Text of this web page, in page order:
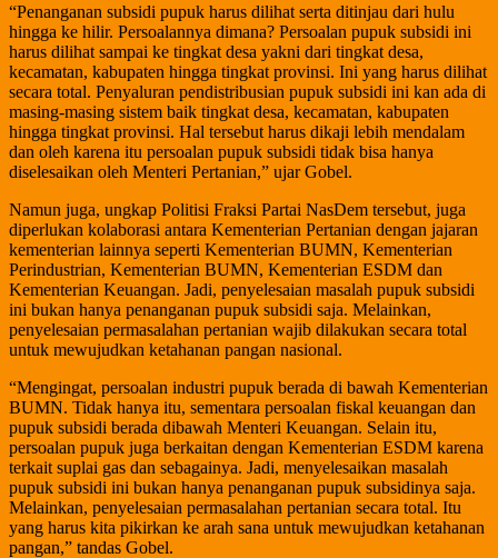
“Penanganan subsidi pupuk harus dilihat serta ditinjau dari hulu
hingga ke hilir. Persoalannya dimana? Persoalan pupuk subsidi ini
harus dilihat sampai ke tingkat desa yakni dari tingkat desa,
kecamatan, kabupaten hingga tingkat provinsi. Ini yang harus dilihat
secara total. Penyaluran pendistribusian pupuk subsidi ini kan ada di
masing-masing sistem baik tingkat desa, kecamatan, kabupaten
hingga tingkat provinsi. Hal tersebut harus dikaji lebih mendalam
dan oleh karena itu persoalan pupuk subsidi tidak bisa hanya
diselesaikan oleh Menteri Pertanian,” ujar Gobel.
Namun juga, ungkap Politisi Fraksi Partai NasDem tersebut, juga
diperlukan kolaborasi antara Kementerian Pertanian dengan jajaran
kementerian lainnya seperti Kementerian BUMN, Kementerian
Perindustrian, Kementerian BUMN, Kementerian ESDM dan
Kementerian Keuangan. Jadi, penyelesaian masalah pupuk subsidi
ini bukan hanya penanganan pupuk subsidi saja. Melainkan,
penyelesaian permasalahan pertanian wajib dilakukan secara total
untuk mewujudkan ketahanan pangan nasional.
“Mengingat, persoalan industri pupuk berada di bawah Kementerian
BUMN. Tidak hanya itu, sementara persoalan fiskal keuangan dan
pupuk subsidi berada dibawah Menteri Keuangan. Selain itu,
persoalan pupuk juga berkaitan dengan Kementerian ESDM karena
terkait suplai gas dan sebagainya. Jadi, menyelesaikan masalah
pupuk subsidi ini bukan hanya penanganan pupuk subsidinya saja.
Melainkan, penyelesaian permasalahan pertanian secara total. Itu
yang harus kita pikirkan ke arah sana untuk mewujudkan ketahanan
pangan,” tandas Gobel.